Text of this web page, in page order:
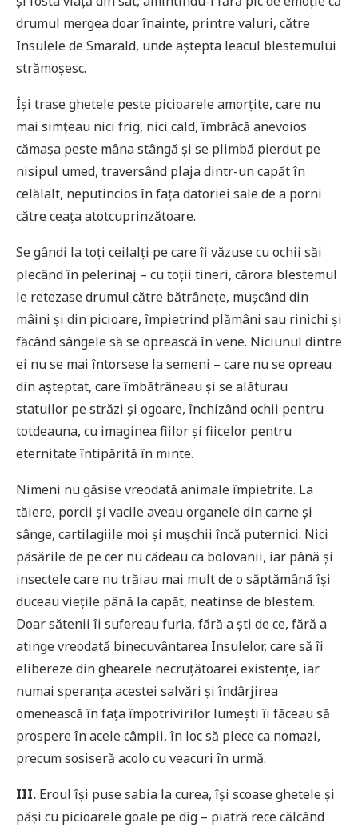
drumul mergea doar înainte, printre valuri, către
Insulele de Smarald, unde aștepta leacul blestemului
strămoșesc.
Își trase ghetele peste picioarele amorțite, care nu
mai simțeau nici frig, nici cald, îmbrăcă anevoios
cămașa peste mâna stângă și se plimbă pierdut pe
nisipul umed, traversând plaja dintr-un capăt în
celălalt, neputincios în fața datoriei sale de a porni
către ceața atotcuprinzătoare.
Se gândi la toți ceilalți pe care îi văzuse cu ochii săi
plecând în pelerinaj – cu toții tineri, cărora blestemul
le retezase drumul către bătrânețe, mușcând din
mâini și din picioare, împietrind plămâni sau rinichi și
făcând sângele să se oprească în vene. Niciunul dintre
ei nu se mai întorsese la semeni – care nu se opreau
din așteptat, care îmbătrâneau și se alăturau
statuilor pe străzi și ogoare, închizând ochii pentru
totdeauna, cu imaginea fiilor și fiicelor pentru
eternitate întipărită în minte.
Nimeni nu găsise vreodată animale împietrite. La
tăiere, porcii și vacile aveau organele din carne și
sânge, cartilagiile moi și mușchii încă puternici. Nici
păsările de pe cer nu cădeau ca bolovanii, iar până și
insectele care nu trăiau mai mult de o săptămână își
duceau viețile până la capăt, neatinse de blestem.
Doar sătenii îi sufereau furia, fără a ști de ce, fără a
atinge vreodată binecuvântarea Insulelor, care să îi
elibereze din ghearele necruțătoarei existențe, iar
numai speranța acestei salvări și îndârjirea
omenească în fața împotrivirilor lumești îi făceau să
prospere în acele câmpii, în loc să plece ca nomazi,
precum sosiseră acolo cu veacuri în urmă.
III. Eroul își puse sabia la curea, își scoase ghetele și
păși cu picioarele goale pe dig – piatră rece călcând